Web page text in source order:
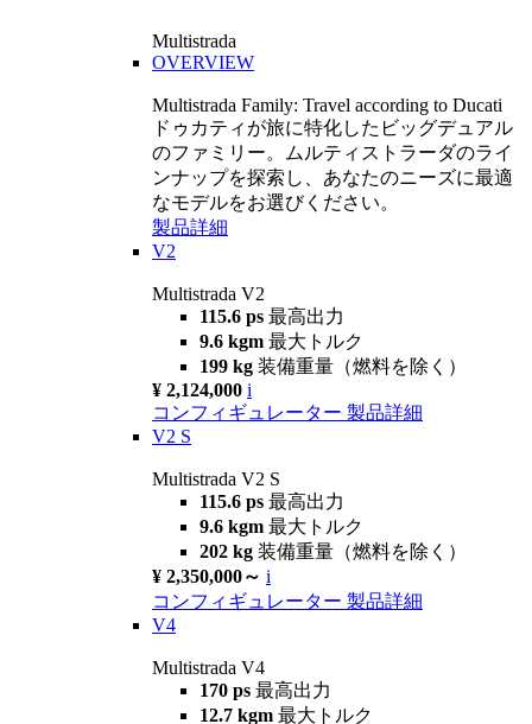
Multistrada
OVERVIEW
Multistrada Family: Travel according to Ducati
ドゥカティが旅に特化したビッグデュアル
のファミリー。ムルティストラーダのライ
ンナップを探索し、あなたのニーズに最適
なモデルをお選びください。
製品詳細
V2
Multistrada V2
115.6 ps 最高出力
9.6 kgm 最大トルク
199 kg 装備重量（燃料を除く）
¥ 2,124,000 i
コンフィギュレーター 製品詳細
V2 S
Multistrada V2 S
115.6 ps 最高出力
9.6 kgm 最大トルク
202 kg 装備重量（燃料を除く）
¥ 2,350,000～ i
コンフィギュレーター 製品詳細
V4
Multistrada V4
170 ps 最高出力
12.7 kgm 最大トルク